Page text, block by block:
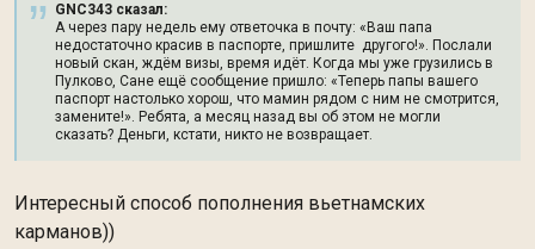
GNC343 сказал:
А через пару недель ему ответочка в почту: «Ваш папа
недостаточно красив в паспорте, пришлите другого!». Послали
новый скан, ждём визы, время идёт. Когда мы уже грузились в
Пулково, Сане ещё сообщение пришло: «Теперь папы вашего
паспорт настолько хорош, что мамин рядом с ним не смотрится,
замените!». Ребята, а месяц назад вы об этом не могли
сказать? Деньги, кстати, никто не возвращает.
Интересный способ пополнения вьетнамских
карманов))